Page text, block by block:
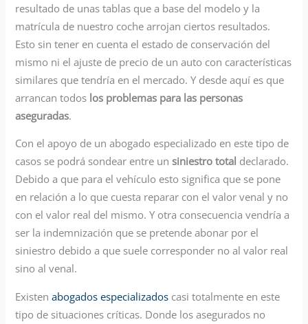
resultado de unas tablas que a base del modelo y la
matrícula de nuestro coche arrojan ciertos resultados.
Esto sin tener en cuenta el estado de conservación del
mismo ni el ajuste de precio de un auto con características
similares que tendría en el mercado. Y desde aquí es que
arrancan todos los problemas para las personas
aseguradas.
Con el apoyo de un abogado especializado en este tipo de
casos se podrá sondear entre unsiniestro total declarado.
Debido a que para el vehículo esto significa que se pone
en relación a lo que cuesta reparar con el valor venal y no
con el valor real del mismo. Y otra consecuencia vendría a
ser la indemnización que se pretende abonar por el
siniestro debido a que suele corresponder no al valor real
sino al venal.
Existenabogados especializados casi totalmente en este
tipo de situaciones críticas. Donde los asegurados no